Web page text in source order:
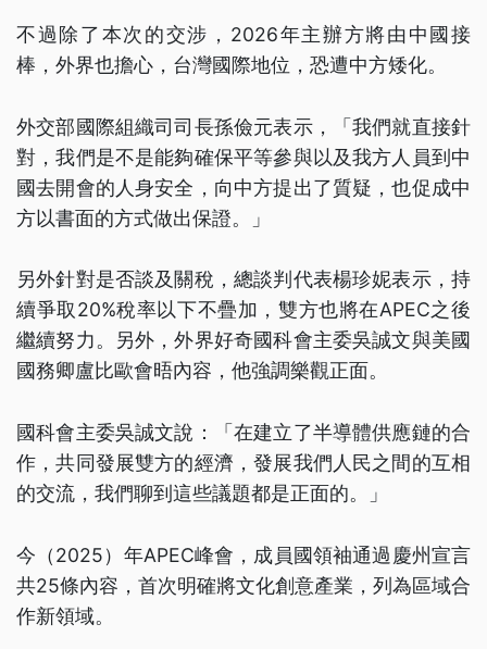
不過除了本次的交涉，2026年主辦方將由中國接
棒，外界也擔心，台灣國際地位，恐遭中方矮化。
外交部國際組織司司長孫儉元表示，「我們就直接針
對，我們是不是能夠確保平等參與以及我方人員到中
國去開會的人身安全，向中方提出了質疑，也促成中
方以書面的方式做出保證。」
另外針對是否談及關稅，總談判代表楊珍妮表示，持
續爭取20%稅率以下不疊加，雙方也將在APEC之後
繼續努力。另外，外界好奇國科會主委吳誠文與美國
國務卿盧比歐會晤內容，他強調樂觀正面。
國科會主委吳誠文說：「在建立了半導體供應鏈的合
作，共同發展雙方的經濟，發展我們人民之間的互相
的交流，我們聊到這些議題都是正面的。」
今（2025）年APEC峰會，成員國領袖通過慶州宣言
共25條內容，首次明確將文化創意產業，列為區域合
作新領域。